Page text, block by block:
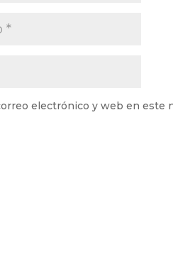
electrónico y web en este